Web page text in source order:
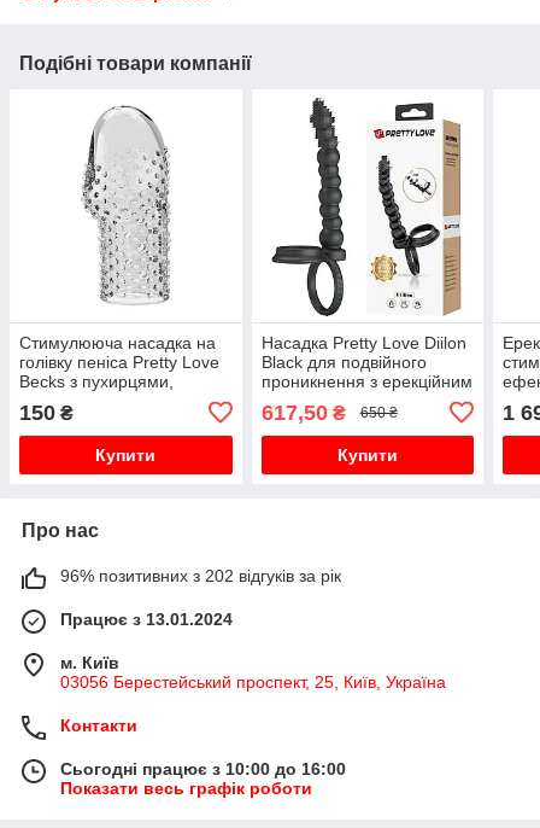
Подібні товари компанії
Стимулююча насадка на
голівку пеніса Pretty Love
Becks з пухирцями,
150 ₴
Купити
Насадка Pretty Love Diilon
Black для подвійного
проникнення з ерекційним
617,50₴ 650 ₴
Купити
1
Про нас
96% позитивних з 202 відгуків за рік
Працює з 13.01.2024
м. Київ
03056 Берестейський проспект, 25, Київ, Україна
Контакти
Сьогодні працює з 10:00 до 16:00
Показати весь графік роботи